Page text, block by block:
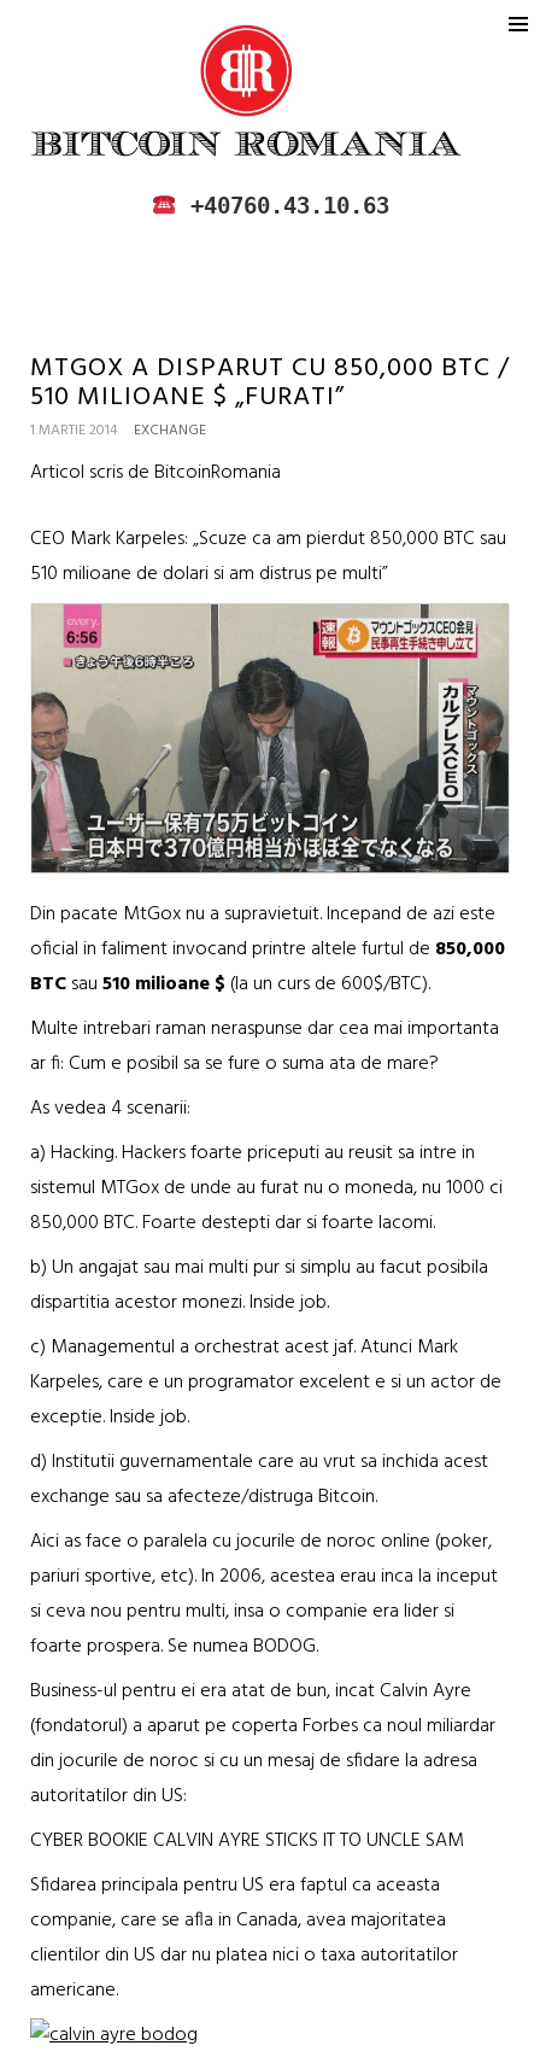
BITCOIN ROMANIA
CUMPARA SI VINDE BITCOIN IN
+40760.43.10.63
MTGOX A DISPARUT CU 850,000 BTC /
510 MILIOANE $ „FURATI”
1 MARTIE 2014 EXCHANGE
Articol scris de BitcoinRomania
CEO Mark Karpeles: „Scuze ca am pierdut 850,000 BTC sau
510 milioane de dolari si am distrus pe multi”
Din pacate MtGox nu a supravietuit. Incepand de azi este
oficial in faliment invocand printre altele furtul de 850,000
BTCsau510 milioane $ (la un curs de 600$/BTC).
Multe intrebari raman neraspunse dar cea mai importanta
ar fi: Cum e posibil sa se fure o suma ata de mare?
As vedea 4 scenarii:
a) Hacking. Hackers foarte priceputi au reusit sa intre in
sistemul MTGox de unde au furat nu o moneda, nu 1000 ci
850,000 BTC. Foarte destepti dar si foarte lacomi.
b) Un angajat sau mai multi pur si simplu au facut posibila
dispartitia acestor monezi. Inside job.
c) Managementul a orchestrat acest jaf. Atunci Mark
Karpeles, care e un programator excelent e si un actor de
exceptie. Inside job.
d) Institutii guvernamentale care au vrut sa inchida acest
exchange sau sa afecteze/distruga Bitcoin.
Aici as face o paralela cu jocurile de noroc online (poker,
pariuri sportive, etc). In 2006, acestea erau inca la inceput
si ceva nou pentru multi, insa o companie era lider si
foarte prospera. Se numea BODOG.
Business-ul pentru ei era atat de bun, incat Calvin Ayre
(fondatorul) a aparut pe coperta Forbes ca noul miliardar
din jocurile de noroc si cu un mesaj de sfidare la adresa
autoritatilor din US:
CYBER BOOKIE CALVIN AYRE STICKS IT TO UNCLE SAM
Sfidarea principala pentru US era faptul ca aceasta
companie, care se afla in Canada, avea majoritatea
clientilor din US dar nu platea nici o taxa autoritatilor
americane.